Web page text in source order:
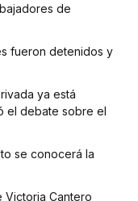
de
fueron detenidos y
ya está
el debate sobre el
se conocerá la
Victoria Cantero